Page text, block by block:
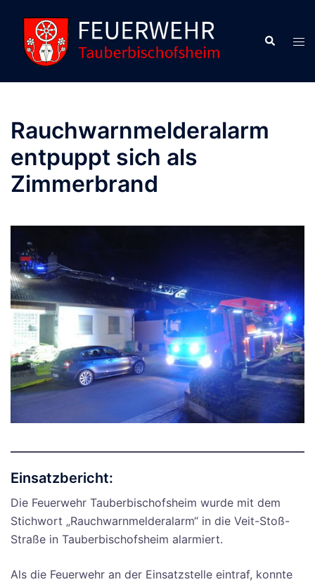
Inhalt
springen
Suche
Rauchwarnmelderalarm
entpuppt sich als
Zimmerbrand
Einsatzbericht:
Die Feuerwehr Tauberbischofsheim wurde mit dem
Stichwort „Rauchwarnmelderalarm“ in die Veit-Stoß-
Straße in Tauberbischofsheim alarmiert.
Als die Feuerwehr an der Einsatzstelle eintraf, konnte